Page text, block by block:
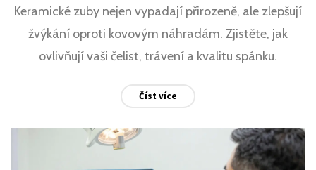
Keramické zuby nejen vypadají přirozeně, ale zlepšují
žvýkání oproti kovovým náhradám. Zjistěte, jak
ovlivňují vaši čelist, trávení a kvalitu spánku.
Číst více